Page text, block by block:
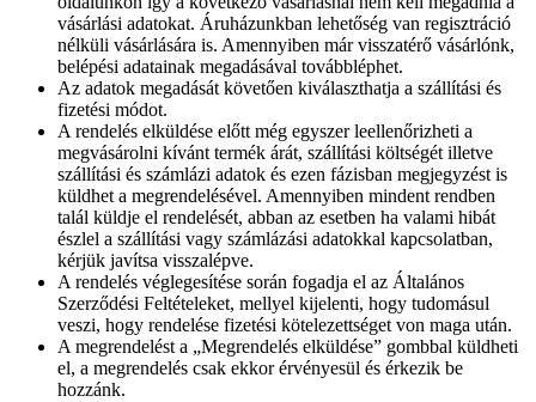
vásárlási adatokat. Áruházunkban lehetőség van regisztráció
nélküli vásárlására is. Amennyiben már visszatérő vásárlónk,
belépési adatainak megadásával továbbléphet.
Az adatok megadását követően kiválaszthatja a szállítási és
fizetési módot.
A rendelés elküldése előtt még egyszer leellenőrizheti a
megvásárolni kívánt termék árát, szállítási költségét illetve
szállítási és számlázi adatok és ezen fázisban megjegyzést is
küldhet a megrendelésével. Amennyiben mindent rendben
talál küldje el rendelését, abban az esetben ha valami hibát
észlel a szállítási vagy számlázási adatokkal kapcsolatban,
kérjük javítsa visszalépve.
A rendelés véglegesítése során fogadja el az Általános
Szerződési Feltételeket, mellyel kijelenti, hogy tudomásul
veszi, hogy rendelése fizetési kötelezettséget von maga után.
A megrendelést a „Megrendelés elküldése” gombbal küldheti
el, a megrendelés csak ekkor érvényesül és érkezik be
hozzánk.